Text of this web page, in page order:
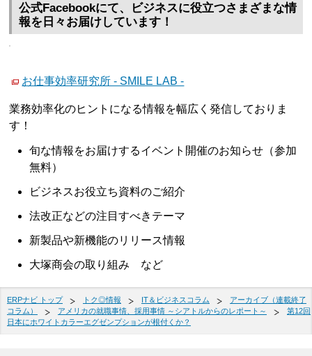
公式Facebookにて、ビジネスに役立つさまざまな情
報を日々お届けしています！
お仕事効率研究所 - SMILE LAB -
業務効率化のヒントになる情報を幅広く発信しておりま
す！
旬な情報をお届けするイベント開催のお知らせ（参加
無料）
ビジネスお役立ち資料のご紹介
法改正などの注目すべきテーマ
新製品や新機能のリリース情報
大塚商会の取り組み など
ERPナビ トップ トク◎情報 IT＆ビジネスコラム
アーカイブ（連載終了
コラム）
アメリカの就職事情、採用事情 ～シアトルからのレポート～
第12回
日本にホワイトカラーエグゼンプションが根付くか？